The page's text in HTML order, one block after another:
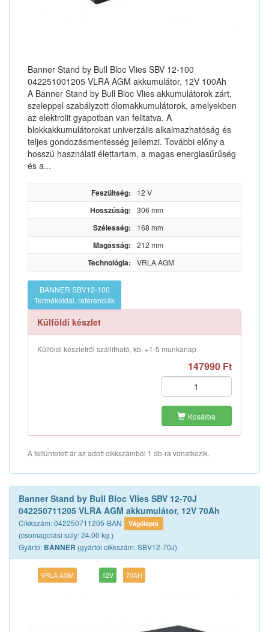
Banner Stand by Bull Bloc Vlies SBV 12-100
042251001205 VLRA AGM akkumulátor, 12V 100Ah
A Banner Stand by Bull Bloc Vlies akkumulátorok zárt,
szeleppel szabályzott ólomakkumulátorok, amelyekben
az elektrolit gyapotban van felitatva. A
blokkakkumulátorokat univerzális alkalmazhatóság és
teljes gondozásmentesség jellemzi. További előny a
hosszú használati élettartam, a magas energiasűrűség
és a...
Feszültség: 12 V
Hosszúság: 306 mm
Szélesség: 168 mm
Magasság: 212 mm
Technológia: VRLA AGM
BANNER SBV12-100
Termékoldal, referenciák
Külföldi készlet
Külföldi készletről szállítható, kb. +1-5 munkanap
147990 Ft
Kosárba
A feltüntetett ár az adott cikkszámból 1 db-ra vonatkozik.
Banner Stand by Bull Bloc Vlies SBV 12-70J
042250711205 VLRA AGM akkumulátor, 12V 70Ah
Cikkszám: 042250711205-BAN Vágólapra
(csomagolási súly: 24.00 kg.)
Gyártó: BANNER (gyártói cikkszám: SBV12-70J)
VRLA AGM 12V 70AH